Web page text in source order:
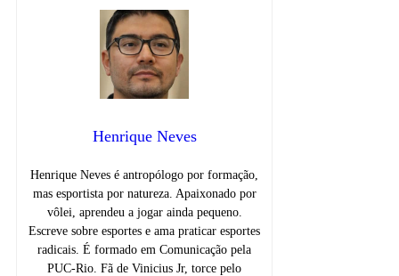
Henrique Neves
Henrique Neves é antropólogo por formação,
mas esportista por natureza. Apaixonado por
vôlei, aprendeu a jogar ainda pequeno.
Escreve sobre esportes e ama praticar esportes
radicais. É formado em Comunicação pela
PUC-Rio. Fã de Vinicius Jr, torce pelo